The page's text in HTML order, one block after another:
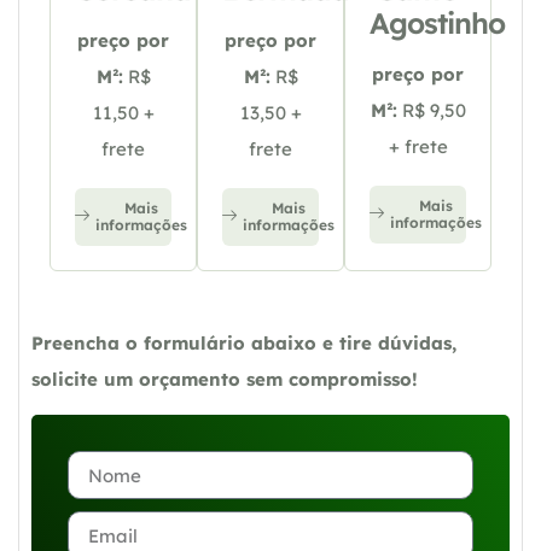
preço por
M²: R$
11,50 +
frete
Mais
informações
preço por
M²: R$
13,50 +
frete
Mais
informações
Agostinho
preço por
M²: R$ 9,50
+ frete
Mais
informações
Preencha o formulário abaixo e tire dúvidas,
solicite um orçamento sem compromisso!